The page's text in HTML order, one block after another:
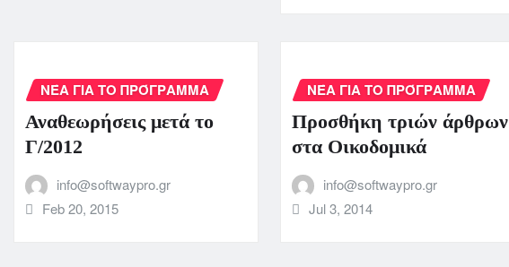
ΝΈΑ ΓΙΑ ΤΟ ΠΡΌΓΡΑΜΜΑ
Αναθεωρήσεις μετά το
Γ/2012
info@softwaypro.gr
Feb 20, 2015
ΝΈΑ ΓΙΑ ΤΟ ΠΡΌΓΡΑΜΜΑ
Προσθήκη τριών άρθρων
στα Οικοδομικά
info@softwaypro.gr
Jul 3, 2014